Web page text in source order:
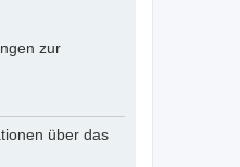
zur
über das